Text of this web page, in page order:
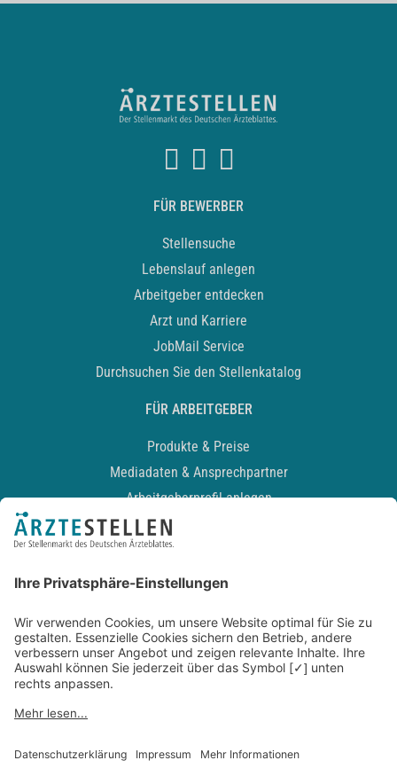
FÜR BEWERBER
Stellensuche
Lebenslauf anlegen
Arbeitgeber entdecken
Arzt und Karriere
JobMail Service
Durchsuchen Sie den Stellenkatalog
FÜR ARBEITGEBER
Produkte & Preise
Mediadaten & Ansprechpartner
Arbeitgeberprofil anlegen
Recruiting-Podcast
Kontakt
Datenschutz
Newsletter